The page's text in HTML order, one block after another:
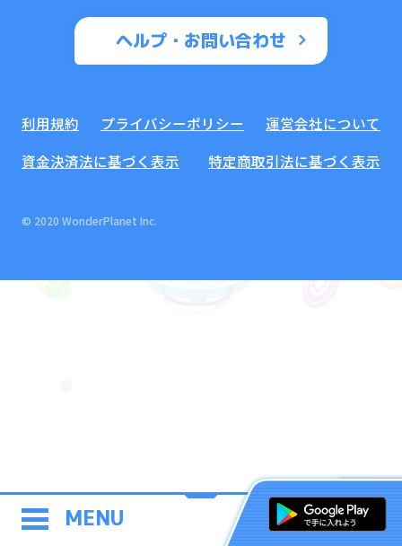
MENU
ヘルプ・お問い合わせ
利用規約 プライバシーポリシー
運営会社について
資金決済法に基づく表示
特定商取引法に基づく表示
© 2020 WonderPlanet Inc.